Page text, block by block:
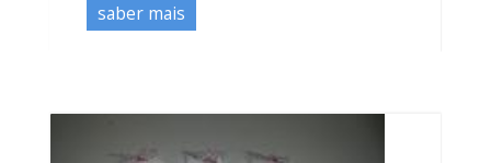
saber mais